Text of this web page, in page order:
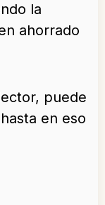
la
ahorrado
puede
en eso